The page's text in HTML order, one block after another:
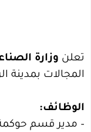
تعلن وزارة
المجالات بمدينة
الوظائف:
– مدير قسم حوكمة